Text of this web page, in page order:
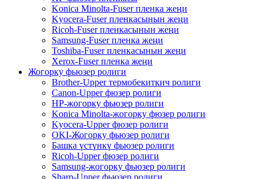
Konica Minolta-Fuser пленка жеңи
Kyocera-Fuser пленкасынын жеңи
Ricoh-Fuser пленкасынын жеңи
Samsung-Fuser пленка жеңи
Toshiba-Fuser пленкасынын жеңи
Xerox-Fuser пленка жеңи
Жогорку фьюзер ролиги
Brother-Upper термобекиткич ролиги
Canon-Upper фюзер ролиги
HP-жогорку фьюзер ролиги
Konica Minolta-жогорку фюзер ролиги
Kyocera-Upper фюзер ролиги
OKI-Жогорку фьюзер ролиги
Башка үстүнкү фьюзер ролиги
Ricoh-Upper фюзер ролиги
Samsung-жогорку фьюзер ролиги
Sharp-Upper фьюзер ролиги